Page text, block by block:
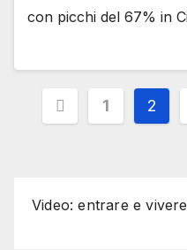
con picchi del 67% in
1 2
Video: entrare e